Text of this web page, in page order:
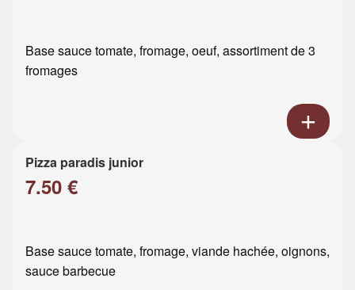
Base sauce tomate, fromage, oeuf, assortiment de 3
fromages
Pizza paradis junior
7.50 €
Base sauce tomate, fromage, viande hachée, oignons,
sauce barbecue